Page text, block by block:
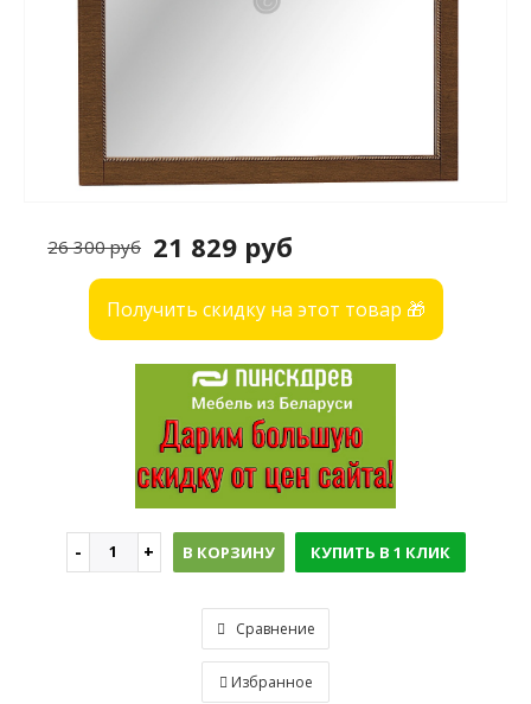
21 829 руб
26 300 руб
Получить скидку на этот товар 🎁
В КОРЗИНУ КУПИТЬ В 1 КЛИК
Сравнение
Избранное